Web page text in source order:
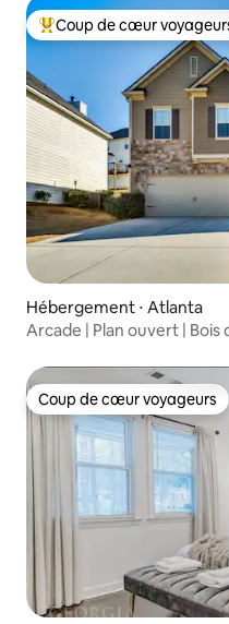
Coups de cœur voyageurs
Coup de cœur
Hébergement ⋅ Atlanta
Arcade | Plan ouvert |
Coup de cœur voyageurs
Coup de cœur voyageurs